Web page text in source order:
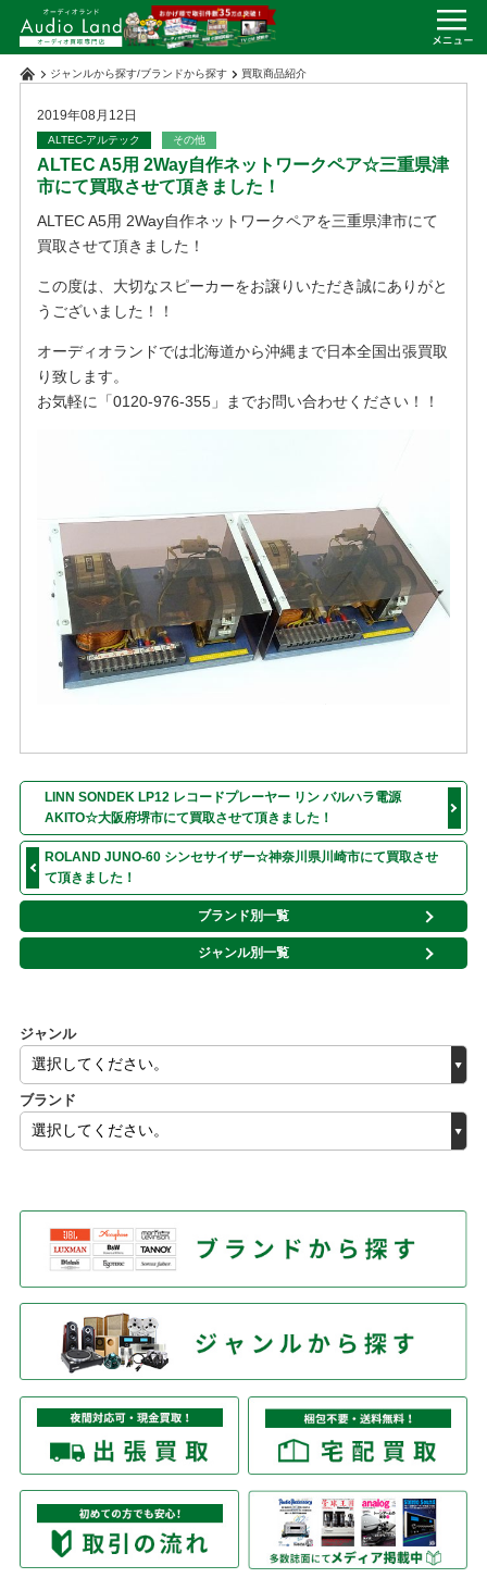
ジャンルから探す/ブランドから探す 買取商品紹介
ジャンル
ブランド
2019年08月12日
ALTEC-アルテック その他
ALTEC A5用 2Way自作ネットワークペア☆三重県津
市にて買取させて頂きました！
ALTEC A5用 2Way自作ネットワークペアを三重県津市にて
買取させて頂きました！
この度は、大切なスピーカーをお譲りいただき誠にありがと
うございました！！
オーディオランドでは北海道から沖縄まで日本全国出張買取
り致します。
お気軽に「0120-976-355」までお問い合わせください！！
LINN SONDEK LP12 レコードプレーヤー リン バルハラ電源
AKITO☆大阪府堺市にて買取させて頂きました！
ROLAND JUNO-60 シンセサイザー☆神奈川県川崎市にて買取させ
て頂きました！
ブランド別一覧
ジャンル別一覧